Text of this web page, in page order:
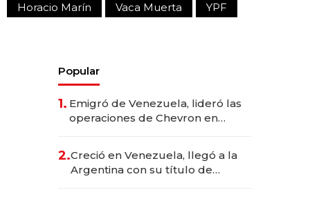
Horacio Marín Vaca Muerta YPF
Popular
1. Emigró de Venezuela, lideró las
operaciones de Chevron en
2.Creció en Venezuela, llegó a la
Argentina con su título de